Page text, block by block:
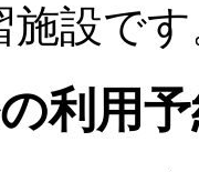
施設で
利用